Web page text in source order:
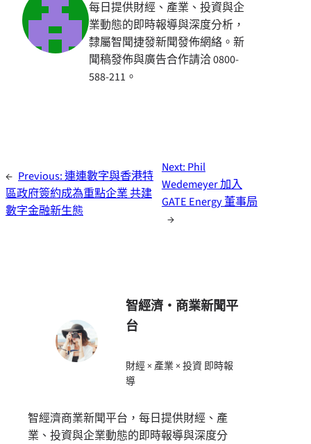
每日提供財經、產業、投資與企
業動態的即時報導與深度分析，
隸屬智聞捷發新聞發佈網絡。新
聞稿發佈與廣告合作請洽 0800-
588-211。
← Previous:連連數字與香港特
區政府簽約成為重點企業 共建
數字金融新生態
Next: Phil
Wedemeyer 加入
GATE Energy 董事局
→
智經濟・商業新聞平
台
財經 × 產業 × 投資 即時報
導
智經濟商業新聞平台，每日提供財經、產
業、投資與企業動態的即時報導與深度分